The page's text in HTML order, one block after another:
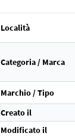
Località
Categoria / Marca
Marchio / Tipo
Creato il
Modificato il